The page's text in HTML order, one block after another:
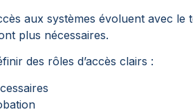
aux systèmes évoluent avec
plus nécessaires.
des rôles d’accès clairs :